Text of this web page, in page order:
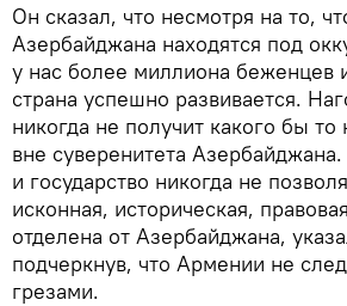
Он сказал, что несмотря на то,
Азербайджана находятся под
у нас более миллиона беженцев
страна успешно развивается.
никогда не получит какого бы то
вне суверенитета
и государство никогда не
исконная, историческая,
отделена от Азербайджана,
подчеркнув, что Армении не
грезами.